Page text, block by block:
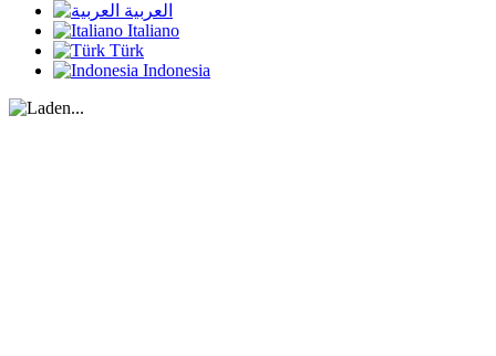
العربية
Italiano
Türk
Indonesia